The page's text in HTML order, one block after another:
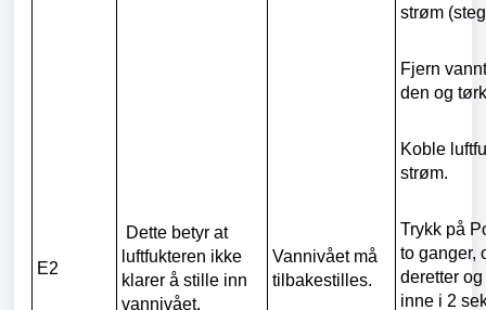
E2
Dette betyr at
luftfukteren ikke
klarer å stille inn
vannivået.
Vannivået må
tilbakestilles.
strøm
Fjern
den og
Koble
strøm.
Trykk på
to ganger,
deretter
inne i 2